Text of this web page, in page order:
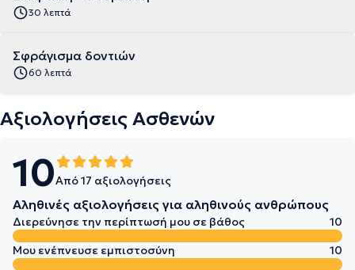
30 λεπτά
Σφράγισμα δοντιών
60 λεπτά
Αξιολογήσεις Ασθενών
10Από 17 αξιολογήσεις
Αληθινές αξιολογήσεις για αληθινούς ανθρώπους
Διερεύνησε την περίπτωσή μου σε βάθος
10
Μου ενέπνευσε εμπιστοσύνη
10